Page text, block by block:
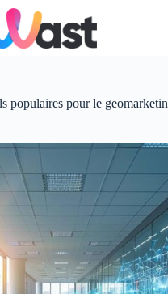
populaires pour le